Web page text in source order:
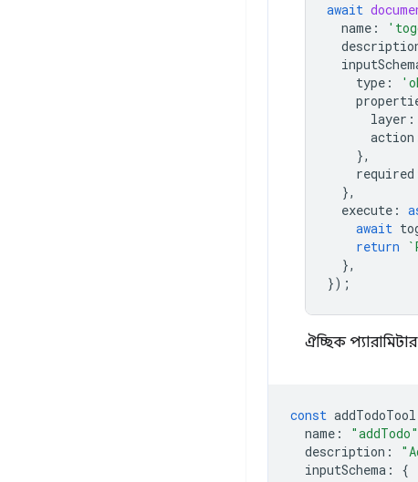
await
name :
type :
layer :
action
},
required
},
execute :
await
return
},
});
ঐচ্ছিক
const addTodoTool
name : "addTodo"
description :
inputSchema :
{